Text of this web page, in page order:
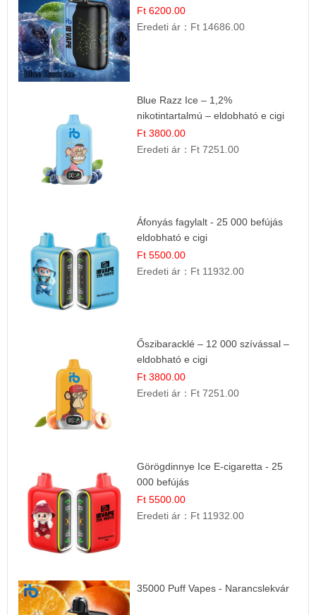
Ft 6200.00
Eredeti ár： Ft 14686.00
Blue Razz Ice – 1,2%
nikotintartalmú – eldobható e cigi
Ft 3800.00
Eredeti ár： Ft 7251.00
Áfonyás fagylalt - 25 000 befújás
eldobható e cigi
Ft 5500.00
Eredeti ár： Ft 11932.00
Őszibaracklé – 12 000 szívással –
eldobható e cigi
Ft 3800.00
Eredeti ár： Ft 7251.00
Görögdinnye Ice E-cigaretta - 25
000 befújás
Ft 5500.00
Eredeti ár： Ft 11932.00
35000 Puff Vapes - Narancslekvár